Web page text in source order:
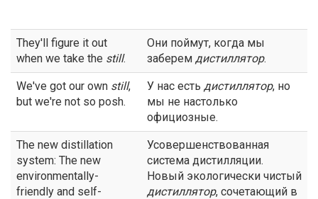
They'll figure it out
when we take the still.
Они поймут, когда мы
заберем дистиллятор.
We've got our own still,
but we're not so posh.
У нас есть дистиллятор, но
мы не настолько
официозные.
The new distillation
system: The new
environmentally-
friendly and self-
Усовершенствованная
система дистилляции.
Новый экологически чистый
дистиллятор, сочетающий в